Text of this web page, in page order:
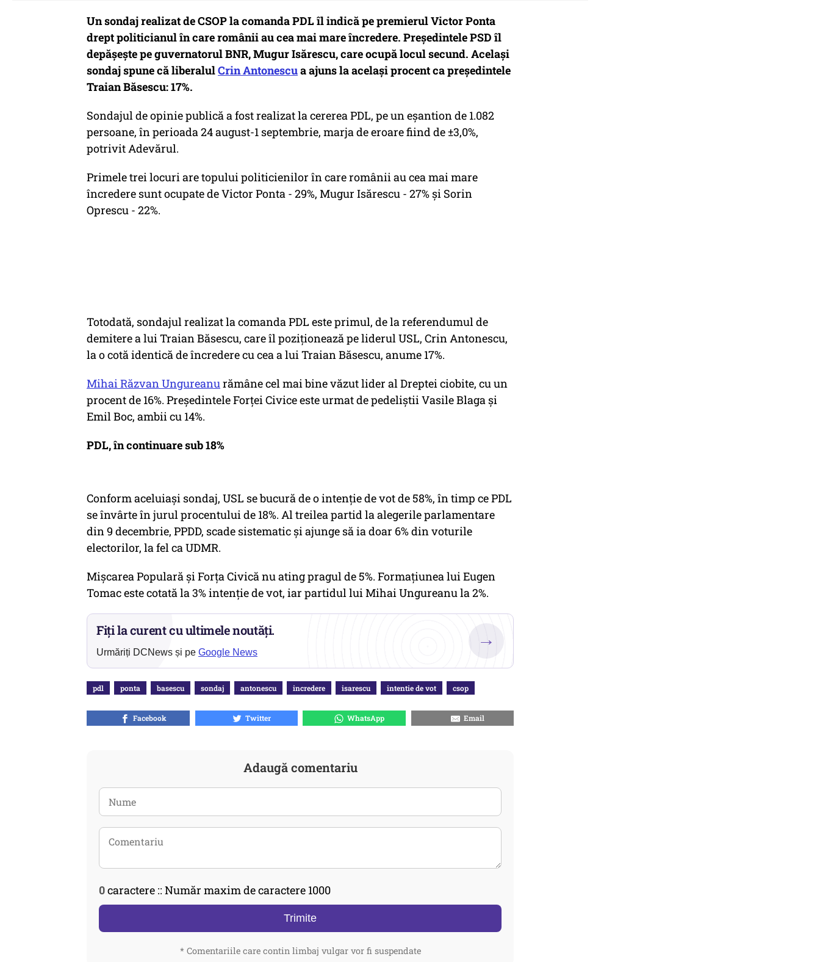
Un sondaj realizat de CSOP la comanda PDL îl indică pe premierul Victor Ponta
drept politicianul în care românii au cea mai mare încredere. Preşedintele PSD îl
depăşeşte pe guvernatorul BNR, Mugur Isărescu, care ocupă locul secund. Acelaşi
sondaj spune că liberalulCrin Antonescua ajuns la acelaşi procent ca preşedintele
Traian Băsescu: 17%.
Sondajul de opinie publică a fost realizat la cererea PDL, pe un eşantion de 1.082
persoane, în perioada 24 august-1 septembrie, marja de eroare fiind de ±3,0%,
potrivit Adevărul.
Primele trei locuri are topului politicienilor în care românii au cea mai mare
încredere sunt ocupate de Victor Ponta - 29%, Mugur Isărescu - 27% şi Sorin
Oprescu - 22%.
Totodată, sondajul realizat la comanda PDL este primul, de la referendumul de
demitere a lui Traian Băsescu, care îl poziţionează pe liderul USL, Crin Antonescu,
la o cotă identică de încredere cu cea a lui Traian Băsescu, anume 17%.
Mihai Răzvan Ungureanurămâne cel mai bine văzut lider al Dreptei ciobite, cu un
procent de 16%. Preşedintele Forţei Civice este urmat de pedeliştii Vasile Blaga şi
Emil Boc, ambii cu 14%.
PDL, în continuare sub 18%
Conform aceluiaşi sondaj, USL se bucură de o intenţie de vot de 58%, în timp ce PDL
se învârte în jurul procentului de 18%. Al treilea partid la alegerile parlamentare
din 9 decembrie, PPDD, scade sistematic şi ajunge să ia doar 6% din voturile
electorilor, la fel ca UDMR.
Mişcarea Populară şi Forţa Civică nu ating pragul de 5%. Formaţiunea lui Eugen
Tomac este cotată la 3% intenţie de vot, iar partidul lui Mihai Ungureanu la 2%.
Fiți la curent cu ultimele noutăți.
Urmăriți DCNews și pe Google News
→
pdl ponta basescu sondaj antonescu incredere isarescu intentie de vot csop
Facebook Twitter WhatsApp Email
Adaugă comentariu
0caractere :: Număr maxim de caractere 1000
Trimite
* Comentariile care contin limbaj vulgar vor fi suspendate